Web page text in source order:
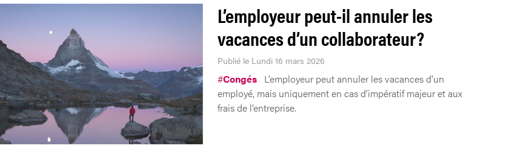
L’employeur peut-il annuler les
vacances d’un collaborateur?
Publié le Lundi 16 mars 2026
#Congés L’employeur peut annuler les vacances d’un
employé, mais uniquement en cas d’impératif majeur et aux
frais de l’entreprise.